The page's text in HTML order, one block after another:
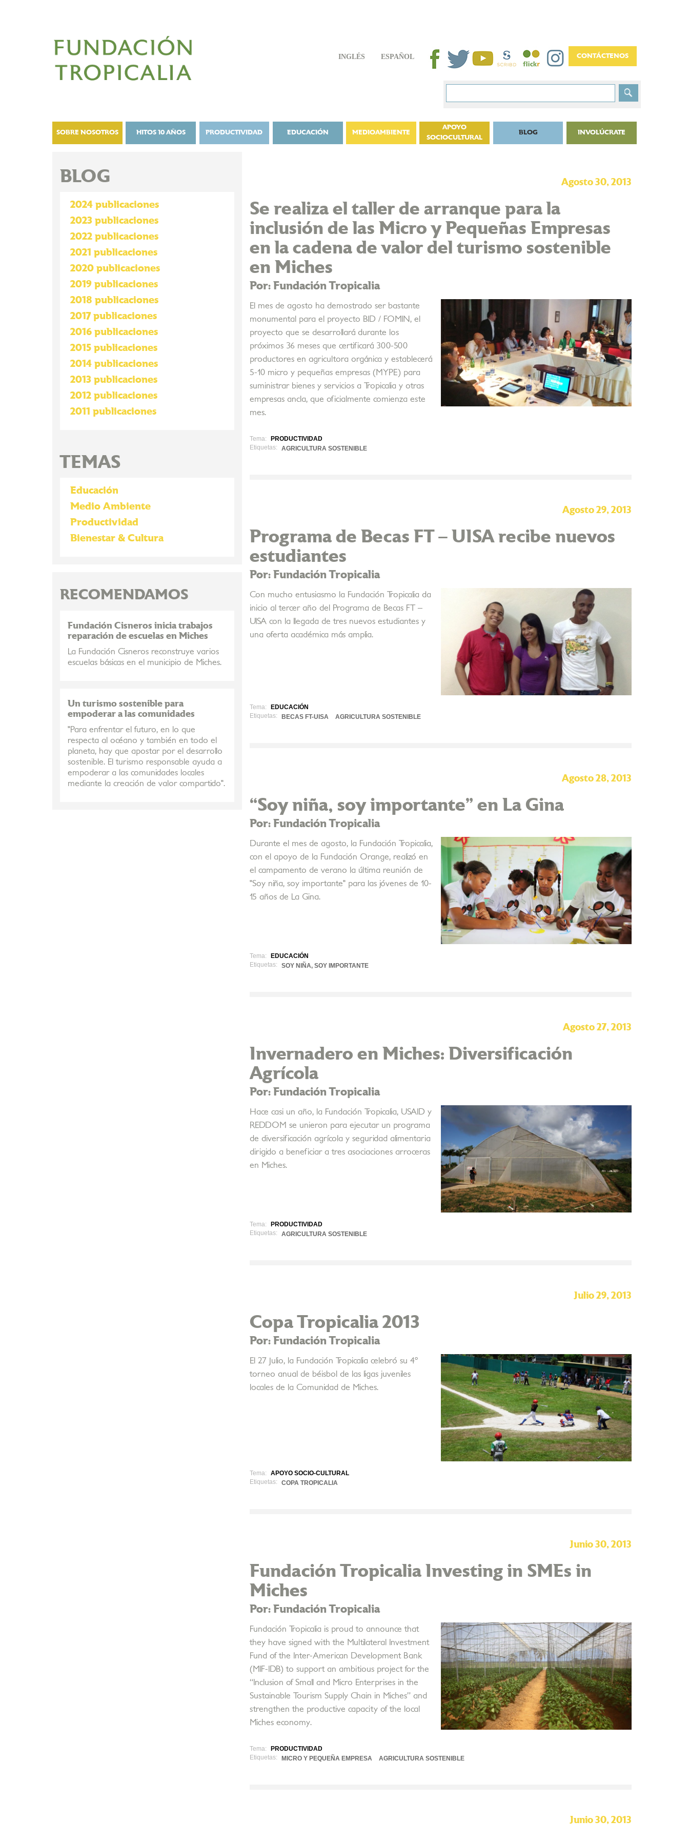
INGLÉS ESPAÑOL
SOBRE NOSOTROS HITOS 10 AÑOS PRODUCTIVIDAD EDUCACIÓN MEDIOAMBIENTE
APOYO
SOCIOCULTURAL
BLOG INVOLÚCRATE
Agosto 30, 2013
Se realiza el taller de arranque para la
inclusión de las Micro y Pequeñas Empresas
en la cadena de valor del turismo sostenible
en Miches
Por: Fundación Tropicalia
El mes de agosto ha demostrado ser bastante
monumental para el proyecto BID / FOMIN, el
proyecto que se desarrollará durante los
próximos 36 meses que certificará 300-500
productores en agricultora orgánica y establecerá
5-10 micro y pequeñas empresas (MYPE) para
suministrar bienes y servicios a Tropicalia y otras
empresas ancla, que oficialmente comienza este
mes.
Tema:
PRODUCTIVIDAD
Etiquetas:
AGRICULTURA SOSTENIBLE
Agosto 29, 2013
Programa de Becas FT – UISA recibe nuevos
estudiantes
Por: Fundación Tropicalia
Con mucho entusiasmo la Fundación Tropicalia da
inicio al tercer año del Programa de Becas FT –
UISA con la llegada de tres nuevos estudiantes y
una oferta académica más amplia.
Tema:
EDUCACIÓN
Etiquetas:
BECAS FT-UISA AGRICULTURA SOSTENIBLE
Agosto 28, 2013
“Soy niña, soy importante” en La Gina
Por: Fundación Tropicalia
Durante el mes de agosto, la Fundación Tropicalia,
con el apoyo de la Fundación Orange, realizó en
el campamento de verano la última reunión de
"Soy niña, soy importante" para las jóvenes de 10-
15 años de La Gina.
Tema:
EDUCACIÓN
Etiquetas:
SOY NIÑA, SOY IMPORTANTE
Agosto 27, 2013
Invernadero en Miches: Diversificación
Agrícola
Por: Fundación Tropicalia
Hace casi un año, la Fundación Tropicalia, USAID y
REDDOM se unieron para ejecutar un programa
de diversificación agrícola y seguridad alimentaria
dirigido a beneficiar a tres asociaciones arroceras
en Miches.
Tema:
PRODUCTIVIDAD
Etiquetas:
AGRICULTURA SOSTENIBLE
Julio 29, 2013
Copa Tropicalia 2013
Por: Fundación Tropicalia
El 27 Julio, la Fundación Tropicalia celebró su 4º
torneo anual de béisbol de las ligas juveniles
locales de la Comunidad de Miches.
Tema:
APOYO SOCIO-CULTURAL
Etiquetas:
COPA TROPICALIA
Junio 30, 2013
Fundación Tropicalia Investing in SMEs in
Miches
Por: Fundación Tropicalia
Fundación Tropicalia is proud to announce that
they have signed with the Multilateral Investment
Fund of the Inter-American Development Bank
(MIF-IDB) to support an ambitious project for the
“Inclusion of Small and Micro Enterprises in the
Sustainable Tourism Supply Chain in Miches” and
strengthen the productive capacity of the local
Miches economy.
Tema:
PRODUCTIVIDAD
Etiquetas:
MICRO Y PEQUEÑA EMPRESA AGRICULTURA SOSTENIBLE
Junio 30, 2013
BLOG
2024 publicaciones
2023 publicaciones
2022 publicaciones
2021 publicaciones
2020 publicaciones
2019 publicaciones
2018 publicaciones
2017 publicaciones
2016 publicaciones
2015 publicaciones
2014 publicaciones
2013 publicaciones
2012 publicaciones
2011 publicaciones
TEMAS
Educación
Medio Ambiente
Productividad
Bienestar & Cultura
RECOMENDAMOS
Fundación Cisneros inicia trabajos
reparación de escuelas en Miches
La Fundación Cisneros reconstruye varios
escuelas básicas en el municipio de Miches.
Un turismo sostenible para
empoderar a las comunidades
"Para enfrentar el futuro, en lo que
respecta al océano y también en todo el
planeta, hay que apostar por el desarrollo
sostenible. El turismo responsable ayuda a
empoderar a las comunidades locales
mediante la creación de valor compartido".